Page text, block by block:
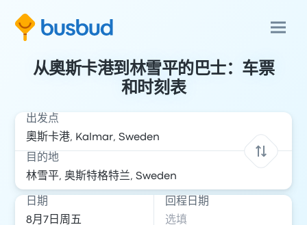
从奧斯卡港到林雪平的巴士：车票
和时刻表
出发点
目的地
日期 回程日期